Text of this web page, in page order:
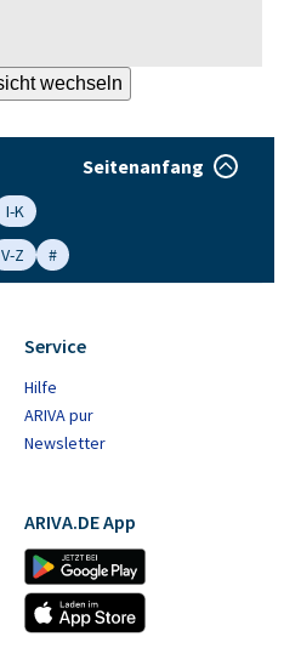
Seitenanfang
I-K
V-Z #
Service
Hilfe
ARIVA pur
Newsletter
ARIVA.DE App